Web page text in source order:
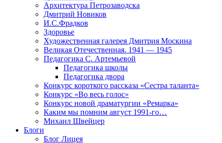
Архитектура Петрозаводска
Дмитрий Новиков
И.С.Фрадков
Здоровье
Художественная галерея Дмитрия Москина
Великая Отечественная. 1941 — 1945
Педагогика С. Артемьевой
Педагогика школы
Педагогика двора
Конкурс короткого рассказа «Сестра таланта»
Конкурс «Во весь голос»
Конкурс новой драматургии «Ремарка»
Каким мы помним август 1991-го…
Михаил Швейцер
Блоги
Блог Лицея